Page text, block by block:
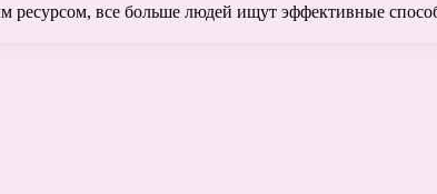
ресурсом, все больше людей ищут эффективные